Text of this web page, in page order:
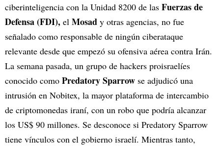
ciberinteligencia con la Unidad 8200 de las Fuerzas de
Defensa (FDI), el Mosad y otras agencias, no fue
señalado como responsable de ningún ciberataque
relevante desde que empezó su ofensiva aérea contra Irán.
La semana pasada, un grupo de hackers proisraelíes
conocido como Predatory Sparrow se adjudicó una
intrusión en Nobitex, la mayor plataforma de intercambio
de criptomonedas iraní, con un robo que podría alcanzar
los US$ 90 millones. Se desconoce si Predatory Sparrow
tiene vínculos con el gobierno israelí. Mientras tanto,